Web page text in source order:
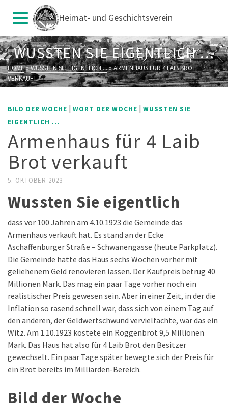
Heimat- und Geschichtsverein
WUSSTEN SIE EIGENTLICH ...
HOME»WUSSTEN SIE EIGENTLICH ...»ARMENHAUS FÜR 4 LAIB BROT
VERKAUFT
BILD DER WOCHE | WORT DER WOCHE | WUSSTEN SIE
EIGENTLICH ...
Armenhaus für 4 Laib
Brot verkauft
5. OKTOBER 2023
Wussten Sie eigentlich
dass vor 100 Jahren am 4.10.1923 die Gemeinde das
Armenhaus verkauft hat. Es stand an der Ecke
Aschaffenburger Straße – Schwanengasse (heute Parkplatz).
Die Gemeinde hatte das Haus sechs Wochen vorher mit
geliehenem Geld renovieren lassen. Der Kaufpreis betrug 40
Millionen Mark. Das mag ein paar Tage vorher noch ein
realistischer Preis gewesen sein. Aber in einer Zeit, in der die
Inflation so rasend schnell war, dass sich von einem Tag auf
den anderen, der Geldwertschwund vervielfachte, war das ein
Witz. Am 1.10.1923 kostete ein Roggenbrot 9,5 Millionen
Mark. Das Haus hat also für 4 Laib Brot den Besitzer
gewechselt. Ein paar Tage später bewegte sich der Preis für
ein Brot bereits im Milliarden-Bereich.
Bild der Woche